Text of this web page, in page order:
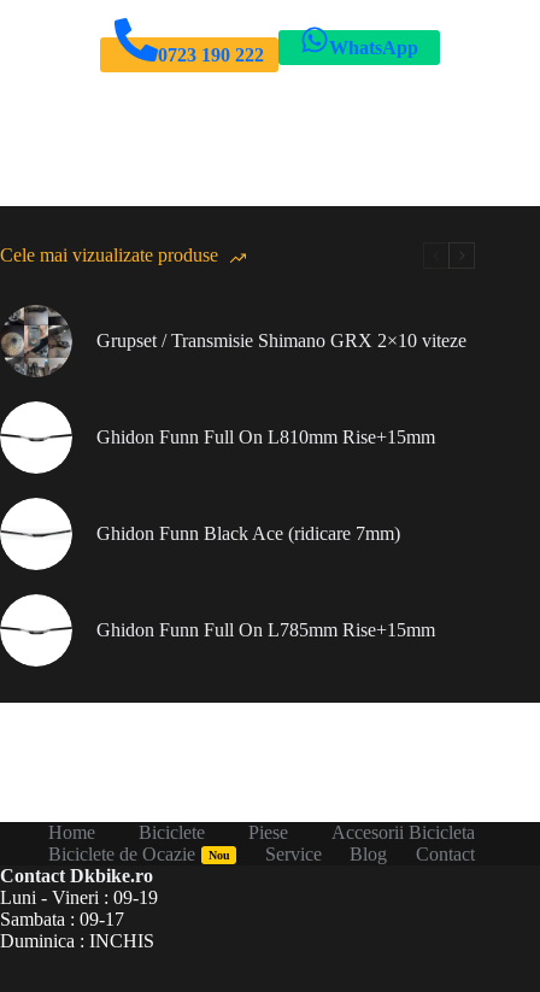
0723 190 222 WhatsApp
Cele mai vizualizate produse
Grupset / Transmisie Shimano GRX 2×10 viteze
Ghidon Funn Full On L810mm Rise+15mm
Ghidon Funn Black Ace (ridicare 7mm)
Ghidon Funn Full On L785mm Rise+15mm
Home Biciclete Piese
Accesorii Bicicleta
Biciclete de Ocazie
Nou Service Blog
Contact
Contact Dkbike.ro
Luni - Vineri : 09-19
Sambata : 09-17
Duminica : INCHIS